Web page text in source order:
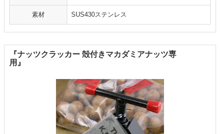
素材 SUS430ステンレス
『ナッツクラッカー 殻付きマカダミアナッツ専
用』